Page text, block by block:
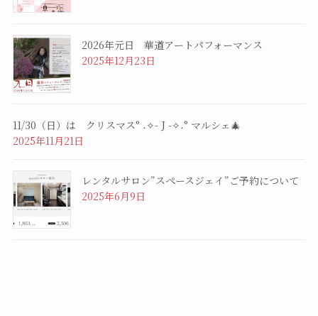
2026年元日 華道アートパフォーマンス
2025年12月23日
11/30（日）は クリスマス° ˖✧- J -✧˖° マルシェ🎄
2025年11月21日
レンタルサロン”スペースジェイ”ご予約について
2025年6月9日